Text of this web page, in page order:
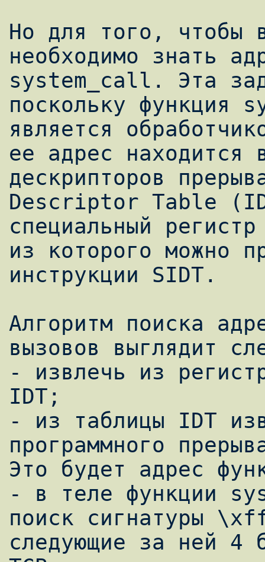
Но для того, чтобы
необходимо знать
system_call. Эта
поскольку функция
является
ее адрес находится
дескрипторов
Descriptor Table
специальный
из которого можно
инструкции SIDT.
Алгоритм поиска
вызовов выглядит
- извлечь из
IDT;
- из таблицы IDT
программного
Это будет адрес
- в теле функции
поиск сигнатуры
следующие за ней 4